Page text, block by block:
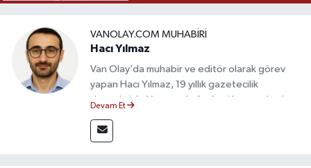
VANOLAY.COM MUHABIRI
Hacı Yılmaz
Van Olay’da muhabir ve editör olarak görev
yapan Hacı Yılmaz, 19 yıllık gazetecilik
deneyimiyle Van yerel gündemi başta olmak
takip etmektedir. Editoryal sürece katkı sunan
Yılmaz, tarafsızlık, doğruluk ve etik ilkeler
Devam Et